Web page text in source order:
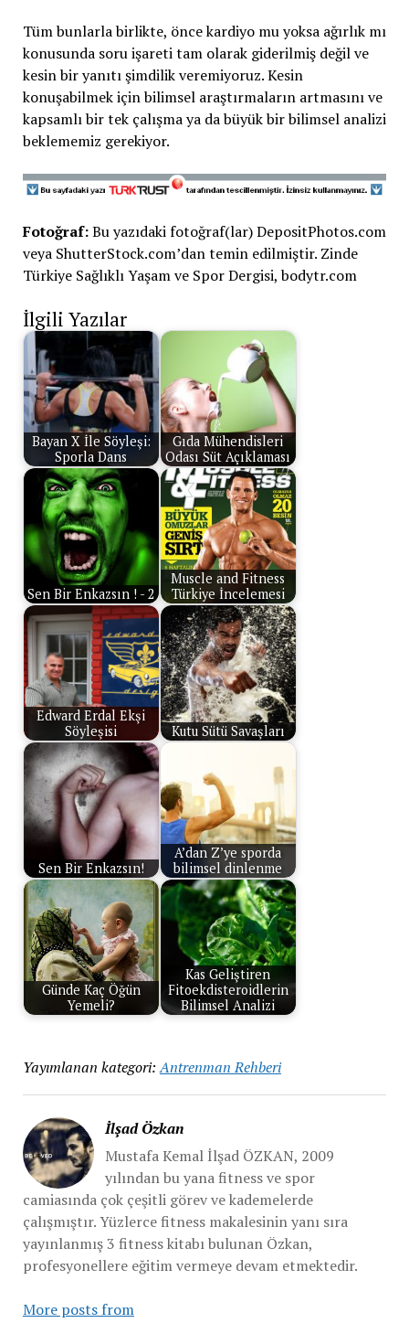
Tüm bunlarla birlikte, önce kardiyo mu yoksa ağırlık mı
konusunda soru işareti tam olarak giderilmiş değil ve
kesin bir yanıtı şimdilik veremiyoruz. Kesin
konuşabilmek için bilimsel araştırmaların artmasını ve
kapsamlı bir tek çalışma ya da büyük bir bilimsel analizi
beklememiz gerekiyor.
Fotoğraf:Bu yazıdaki fotoğraf(lar) DepositPhotos.com
veya ShutterStock.com’dan temin edilmiştir. Zinde
Türkiye Sağlıklı Yaşam ve Spor Dergisi, bodytr.com
İlgili Yazılar
Bayan X İle Söyleşi:
Sporla Dans
Gıda Mühendisleri
Odası Süt Açıklaması
Sen Bir Enkazsın ! - 2
Muscle and Fitness
Türkiye İncelemesi
Edward Erdal Ekşi
Söyleşisi
Kutu Sütü Savaşları
Sen Bir Enkazsın!
A’dan Z’ye sporda
bilimsel dinlenme
Günde Kaç Öğün
Yemeli?
Kas Geliştiren
Fitoekdisteroidlerin
Bilimsel Analizi
Yayımlanan kategori: Antrenman Rehberi
İlşad Özkan
Mustafa Kemal İlşad ÖZKAN, 2009
yılından bu yana fitness ve spor
camiasında çok çeşitli görev ve kademelerde
çalışmıştır. Yüzlerce fitness makalesinin yanı sıra
yayınlanmış 3 fitness kitabı bulunan Özkan,
profesyonellere eğitim vermeye devam etmektedir.
More posts from